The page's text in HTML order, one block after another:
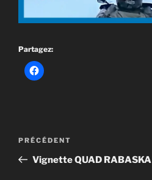
Partagez:
Navigation
l'article
Article
précédent
PRÉCÉDENT
Vignette QUAD RABASKA